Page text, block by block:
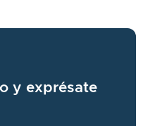
y exprésate